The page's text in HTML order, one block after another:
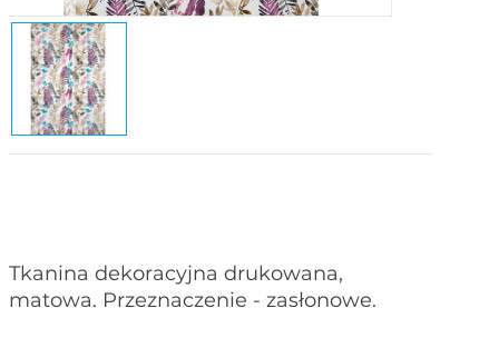
Tkanina dekoracyjna drukowana,
matowa. Przeznaczenie - zasłonowe.